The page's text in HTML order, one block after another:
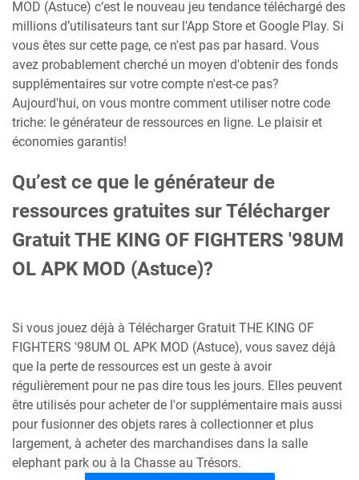
MOD (Astuce) c’est le nouveau jeu tendance téléchargé des
millions d’utilisateurs tant sur l'App Store et Google Play. Si
vous êtes sur cette page, ce n'est pas par hasard. Vous
avez probablement cherché un moyen d'obtenir des fonds
supplémentaires sur votre compte n'est-ce pas?
Aujourd'hui, on vous montre comment utiliser notre code
triche: le générateur de ressources en ligne. Le plaisir et
économies garantis!
Qu’est ce que le générateur de
ressources gratuites sur Télécharger
Gratuit THE KING OF FIGHTERS '98UM
OL APK MOD (Astuce)?
Si vous jouez déjà à Télécharger Gratuit THE KING OF
FIGHTERS '98UM OL APK MOD (Astuce), vous savez déjà
que la perte de ressources est un geste à avoir
régulièrement pour ne pas dire tous les jours. Elles peuvent
être utilisés pour acheter de l'or supplémentaire mais aussi
pour fusionner des objets rares à collectionner et plus
largement, à acheter des marchandises dans la salle
elephant park ou à la Chasse au Trésors.